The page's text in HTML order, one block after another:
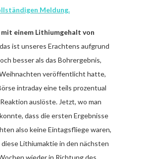
Meldung.
einem Lithiumgehalt von
ist unseres Erachtens aufgrund
besser als das Bohrergebnis,
Weihnachten veröffentlicht hatte,
intraday eine teils prozentual
auslöste. Jetzt, wo man
dass die ersten Ergebnisse
also keine Eintagsfliege waren,
Lithiumaktie in den nächsten